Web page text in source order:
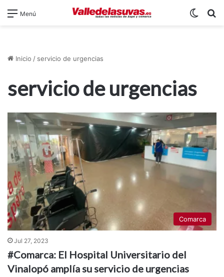
Menú
Inicio / servicio de urgencias
servicio de urgencias
Comarca
Jul 27, 2023
#Comarca: El Hospital Universitario del
Vinalopó amplía su servicio de urgencias